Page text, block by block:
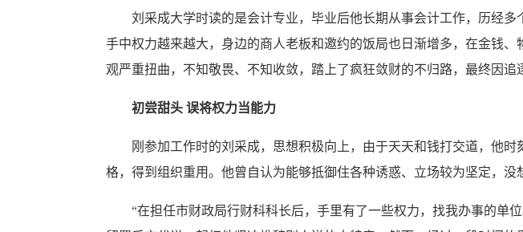
刘采成大学时读的是会计专业，毕业后他长期从事会计工作，历经多
手中权力越来越大，身边的商人老板和邀约的饭局也日渐增多，在金钱
观严重扭曲，不知敬畏、不知收敛，踏上了疯狂敛财的不归路，最终因追
初尝甜头 误将权力当能力
刚参加工作时的刘采成，思想积极向上，由于天天和钱打交道，他时
格，得到组织重用。他曾自认为能够抵御住各种诱惑、立场较为坚定，没
“在担任市财政局行财科科长后，手里有了一些权力，找我办事的单